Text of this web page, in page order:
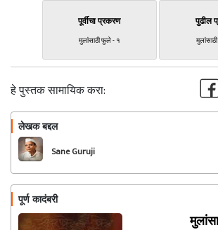
पूर्वीचा प्रकरण
मुलांसाठी फुले - १
पुढील
हे पुस्तक सामायिक करा:
लेखक बद्दल
Sane Guruji
पूर्ण कादंबरी